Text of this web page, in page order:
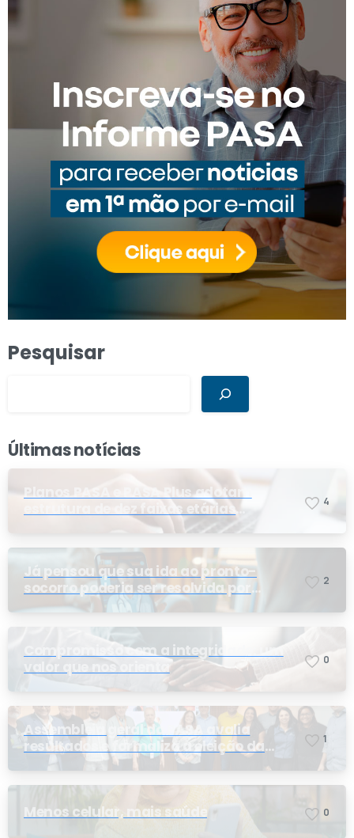
Pesquisar
Últimas notícias
Planos PASA e PASA Plus adotam
estrutura de dez faixas etárias
conforme exigência da ANS e do STF
4
Já pensou que sua ida ao pronto-
socorro poderia ser resolvida por
telemedicina?
2
Compromisso com a integridade: um
valor que nos orienta
0
Assembleia geral do PASA avalia
resultados e formaliza a eleição da
nova conselheira
1
Menos celular, mais saúde 0